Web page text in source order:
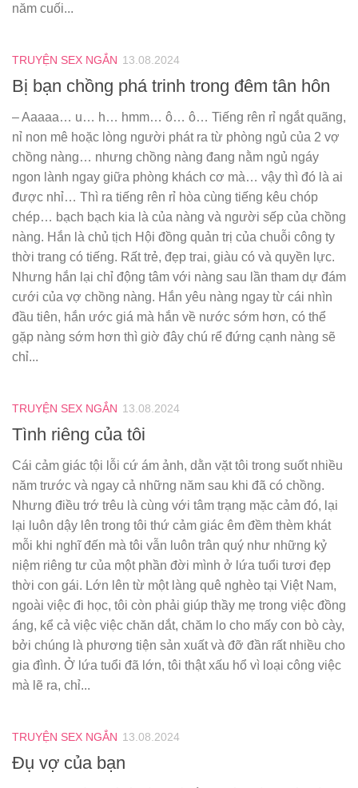
năm cuối...
TRUYỆN SEX NGẮN 13.08.2024
Bị bạn chồng phá trinh trong đêm tân hôn
– Aaaaa… u… h… hmm… ô… ô… Tiếng rên rỉ ngắt quãng,
nỉ non mê hoặc lòng người phát ra từ phòng ngủ của 2 vợ
chồng nàng… nhưng chồng nàng đang nằm ngủ ngáy
ngon lành ngay giữa phòng khách cơ mà… vậy thì đó là ai
được nhỉ… Thì ra tiếng rên rỉ hòa cùng tiếng kêu chóp
chép… bạch bạch kia là của nàng và người sếp của chồng
nàng. Hắn là chủ tịch Hội đồng quản trị của chuỗi công ty
thời trang có tiếng. Rất trẻ, đẹp trai, giàu có và quyền lực.
Nhưng hắn lại chỉ động tâm với nàng sau lần tham dự đám
cưới của vợ chồng nàng. Hắn yêu nàng ngay từ cái nhìn
đầu tiên, hắn ước giá mà hắn về nước sớm hơn, có thể
gặp nàng sớm hơn thì giờ đây chú rể đứng cạnh nàng sẽ
chỉ...
TRUYỆN SEX NGẮN 13.08.2024
Tình riêng của tôi
Cái cảm giác tội lỗi cứ ám ảnh, dằn vặt tôi trong suốt nhiều
năm trước và ngay cả những năm sau khi đã có chồng.
Nhưng điều trớ trêu là cùng với tâm trạng mặc cảm đó, lại
lại luôn dậy lên trong tôi thứ cảm giác êm đềm thèm khát
mỗi khi nghĩ đến mà tôi vẫn luôn trân quý như những kỷ
niệm riêng tư của một phần đời mình ở lứa tuổi tươi đẹp
thời con gái. Lớn lên từ một làng quê nghèo tại Việt Nam,
ngoài việc đi học, tôi còn phải giúp thầy mẹ trong việc đồng
áng, kể cả việc việc chăn dắt, chăm lo cho mấy con bò cày,
bởi chúng là phương tiện sản xuất và đỡ đần rất nhiều cho
gia đình. Ở lứa tuổi đã lớn, tôi thật xấu hổ vì loại công việc
mà lẽ ra, chỉ...
TRUYỆN SEX NGẮN 13.08.2024
Đụ vợ của bạn